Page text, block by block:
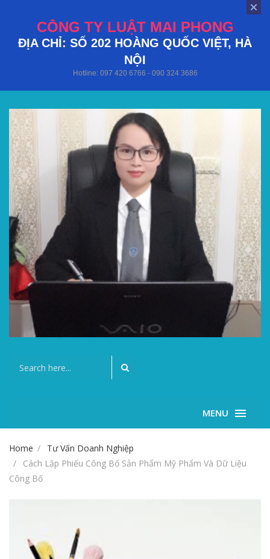
CÔNG TY LUẬT MAI PHONG
ĐỊA CHỈ: SỐ 202 HOÀNG QUỐC VIỆT, HÀ
NỘI
Hotline: 097 420 6766 - 090 324 3686
MENU
Home
Tư Vấn Doanh Nghiệp
Cách Lập Phiếu Công Bố Sản Phẩm Mỹ Phẩm Và Dữ Liệu
Công Bố